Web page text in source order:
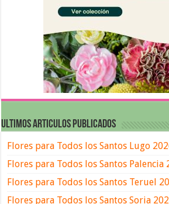
ULTIMOS ARTICULOS PUBLICADOS
Flores para Todos los Santos Lugo
Flores para Todos los Santos Palencia
Flores para Todos los Santos Teruel
Flores para Todos los Santos Soria